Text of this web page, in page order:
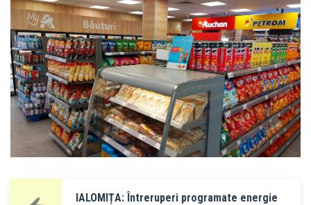
IALOMIȚA: Întreruperi programate energie